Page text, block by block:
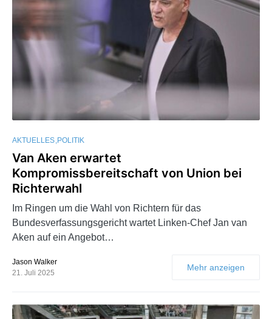
AKTUELLES POLITIK
Van Aken erwartet
Kompromissbereitschaft von Union bei
Richterwahl
Im Ringen um die Wahl von Richtern für das
Bundesverfassungsgericht wartet Linken-Chef Jan van
Aken auf ein Angebot…
Jason Walker
21. Juli 2025
Mehr anzeigen